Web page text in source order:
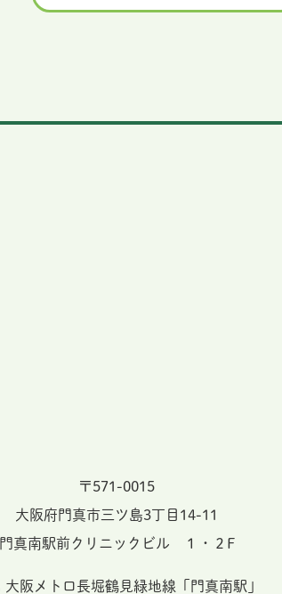
〒571-0015
大阪府門真市三ツ島3丁目14-11
門真南駅前クリニックビル １・２F
大阪メトロ長堀鶴見緑地線「門真南駅」